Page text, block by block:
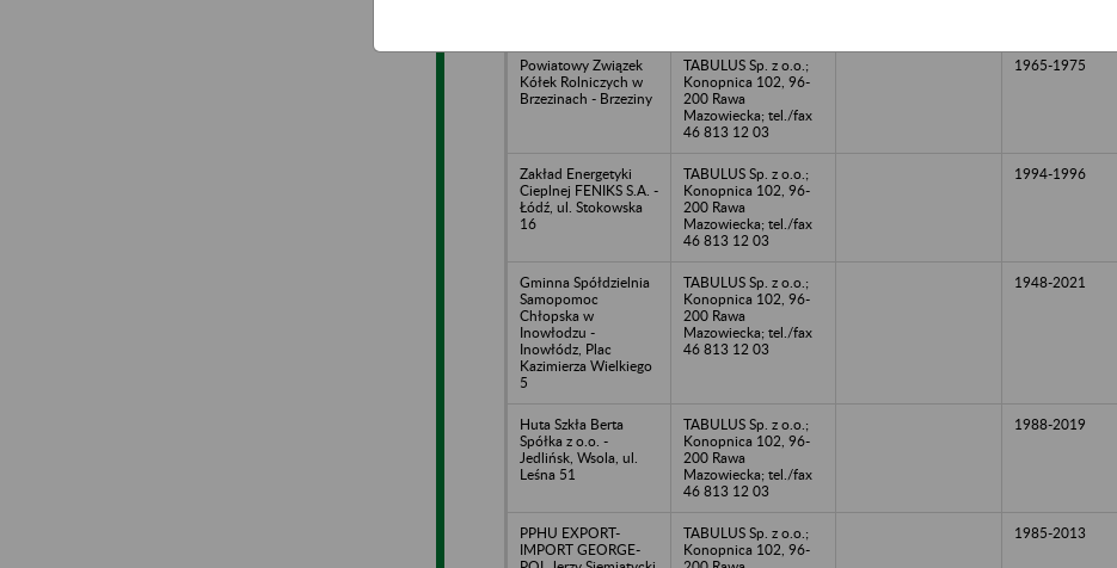
Powiatowy Związek
Kółek Rolniczych w
Brzezinach - Brzeziny
TABULUS Sp. z o.o.;
Konopnica 102, 96-
200 Rawa
Mazowiecka; tel./fax
46 813 12 03
1965-1975
Zakład Energetyki
Cieplnej FENIKS S.A. -
Łódź, ul. Stokowska
16
TABULUS Sp. z o.o.;
Konopnica 102, 96-
200 Rawa
Mazowiecka; tel./fax
46 813 12 03
1994-1996
Gminna Spółdzielnia
Samopomoc
Chłopska w
Inowłodzu -
Inowłódz, Plac
Kazimierza Wielkiego
5
TABULUS Sp. z o.o.;
Konopnica 102, 96-
200 Rawa
Mazowiecka; tel./fax
46 813 12 03
1948-2021
Huta Szkła Berta
Spółka z o.o. -
Jedlińsk, Wsola, ul.
Leśna 51
TABULUS Sp. z o.o.;
Konopnica 102, 96-
200 Rawa
Mazowiecka; tel./fax
46 813 12 03
1988-2019
PPHU EXPORT-
IMPORT GEORGE-
TABULUS Sp. z o.o.;
Konopnica 102, 96-
1985-2013